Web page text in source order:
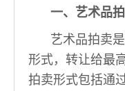
一、艺术品
艺术品拍卖
形式，转让给最
拍卖形式包括通